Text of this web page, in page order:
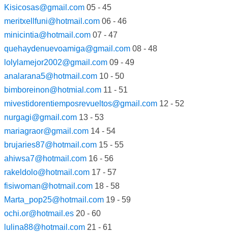
Kisicosas@gmail.com 05 - 45
meritxellfuni@hotmail.com 06 - 46
minicintia@hotmail.com 07 - 47
quehaydenuevoamiga@gmail.com 08 - 48
lolylamejor2002@gmail.com 09 - 49
analarana5@hotmail.com 10 - 50
bimboreinon@hotmial.com 11 - 51
mivestidorentiemposrevueltos@gmail.com 12 - 52
nurgagi@gmail.com 13 - 53
mariagraor@gmail.com 14 - 54
brujaries87@hotmail.com 15 - 55
ahiwsa7@hotmail.com 16 - 56
rakeldolo@hotmail.com 17 - 57
fisiwoman@hotmail.com 18 - 58
Marta_pop25@hotmail.com 19 - 59
ochi.or@hotmail.es 20 - 60
lulina88@hotmail.com 21 - 61